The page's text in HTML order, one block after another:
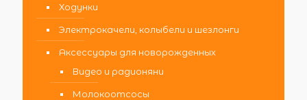
Ходунки
Электрокачели, колыбели и шезлонги
Аксессуары для новорожденных
Видео и радионяни
Молокоотсосы